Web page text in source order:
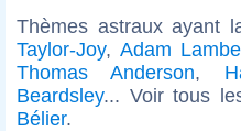
Thèmes astraux ayant
Taylor-Joy, Adam
Thomas Anderson,
Beardsley... Voir tous
Bélier.